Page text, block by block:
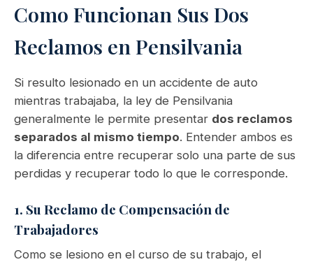
Como Funcionan Sus Dos
Reclamos en Pensilvania
Si resulto lesionado en un accidente de auto
mientras trabajaba, la ley de Pensilvania
generalmente le permite presentar dos reclamos
separados al mismo tiempo. Entender ambos es
la diferencia entre recuperar solo una parte de sus
perdidas y recuperar todo lo que le corresponde.
1. Su Reclamo de Compensación de
Trabajadores
Como se lesiono en el curso de su trabajo, el